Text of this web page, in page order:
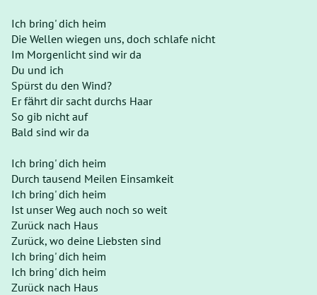
Ich bring' dich heim
Die Wellen wiegen uns, doch schlafe nicht
Im Morgenlicht sind wir da
Du und ich
Spürst du den Wind?
Er fährt dir sacht durchs Haar
So gib nicht auf
Bald sind wir da
Ich bring' dich heim
Durch tausend Meilen Einsamkeit
Ich bring' dich heim
Ist unser Weg auch noch so weit
Zurück nach Haus
Zurück, wo deine Liebsten sind
Ich bring' dich heim
Ich bring' dich heim
Zurück nach Haus